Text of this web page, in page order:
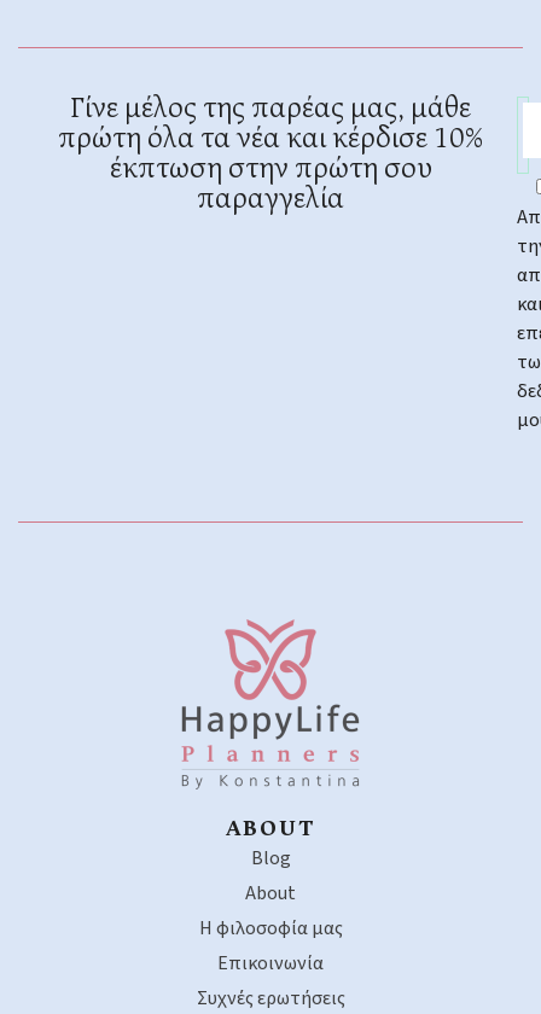
Γίνε μέλος της παρέας μας, μάθε
πρώτη όλα τα νέα και κέρδισε 10%
έκπτωση στην πρώτη σου
παραγγελία
ABOUT
Blog
About
Η φιλοσοφία μας
Επικοινωνία
Συχνές ερωτήσεις